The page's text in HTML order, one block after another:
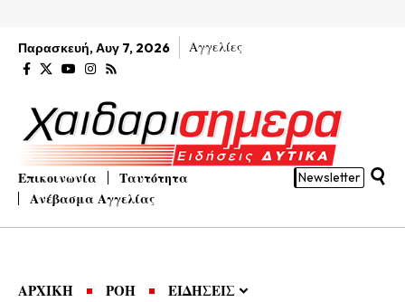
Παρασκευή, Αυγ 7, 2026 Αγγελίες
Επικοινωνία
Ταυτότητα
Ανέβασμα Αγγελίας
Newsletter
ΑΡΧΙΚΗ ΡΟΗ ΕΙΔΗΣΕΙΣ